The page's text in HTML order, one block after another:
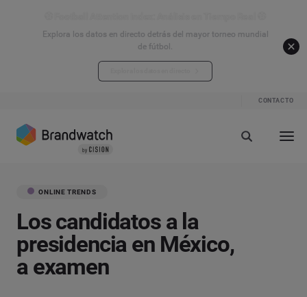
Explora los datos en directo detrás del mayor torneo mundial
de fútbol.
CONTACTO
ONLINE TRENDS
Los candidatos a la
presidencia en México,
a examen